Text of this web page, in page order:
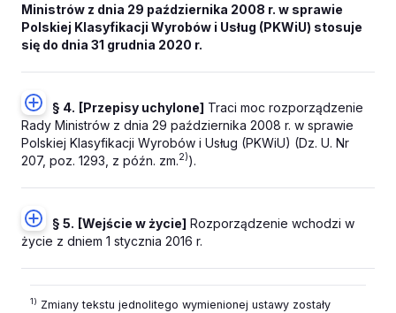
Ministrów z dnia 29 października 2008 r. w sprawie
Polskiej Klasyfikacji Wyrobów i Usług (PKWiU) stosuje
się do dnia 31 grudnia 2020 r.
§ 4. [Przepisy uchylone] Traci moc rozporządzenie
Rady Ministrów z dnia 29 października 2008 r. w sprawie
Polskiej Klasyfikacji Wyrobów i Usług (PKWiU) (Dz. U. Nr
207, poz. 1293, z późn. zm.2)).
§ 5. [Wejście w życie] Rozporządzenie wchodzi w
życie z dniem 1 stycznia 2016 r.
1) Zmiany tekstu jednolitego wymienionej ustawy zostały